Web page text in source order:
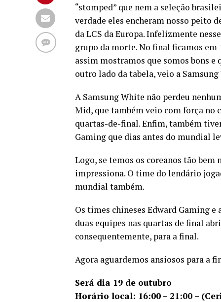
“stomped” que nem a seleção
verdade eles encheram nosso peito
da LCS da Europa. Infelizmente
grupo da morte. No final ficamos
assim mostramos que somos bons
outro lado da tabela, veio a
A Samsung White não perdeu
Mid, que também veio com força no
quartas-de-final. Enfim, também
Gaming que dias antes do mundial
Logo, se temos os coreanos tão
impressiona. O time do lendário
mundial também.
Os times chineses Edward Gaming
duas equipes nas quartas de final
consequentemente, para a final.
Agora aguardemos ansiosos para a
Será dia 19 de outubro
Horário local: 16:00 – 21:00 –